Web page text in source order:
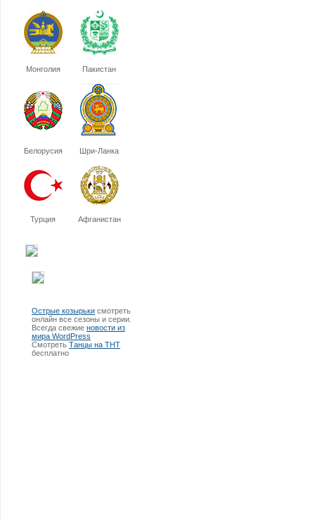
Монголия Пакистан
Белорусия Шри-Ланка
Турция Афганистан
Острые козырьки смотреть
онлайн все сезоны и серии.
Всегда свежие новости из
мира WordPress
Смотреть Танцы на ТНТ
бесплатно